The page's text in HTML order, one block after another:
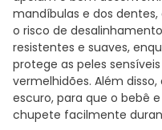
mandíbulas e dos
o risco de
resistentes e suaves,
protege as peles
vermelhidões. Além
escuro, para que o bebê
chupete facilmente